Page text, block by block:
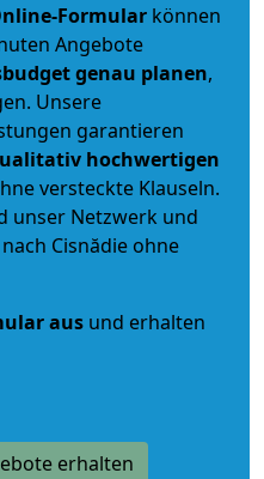
Formular können
Angebote
genau planen,
Unsere
garantieren
hochwertigen
versteckte Klauseln.
unser Netzwerk und
Cisnădie ohne
aus und erhalten
erhalten